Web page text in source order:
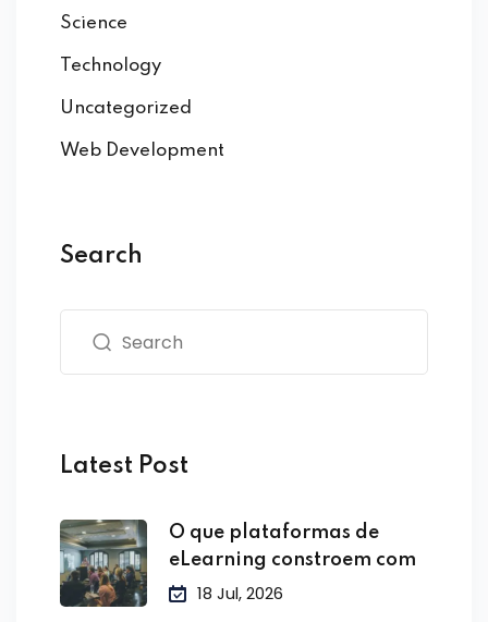
Science
Technology
Uncategorized
Web Development
Search
Latest Post
O que plataformas de
eLearning constroem com
18 Jul, 2026